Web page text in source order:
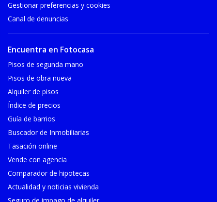
Gestionar preferencias y cookies
Canal de denuncias
Encuentra en Fotocasa
Pisos de segunda mano
Pisos de obra nueva
Alquiler de pisos
Índice de precios
Guía de barrios
Buscador de Inmobiliarias
Tasación online
Vende con agencia
Comparador de hipotecas
Actualidad y noticias vivienda